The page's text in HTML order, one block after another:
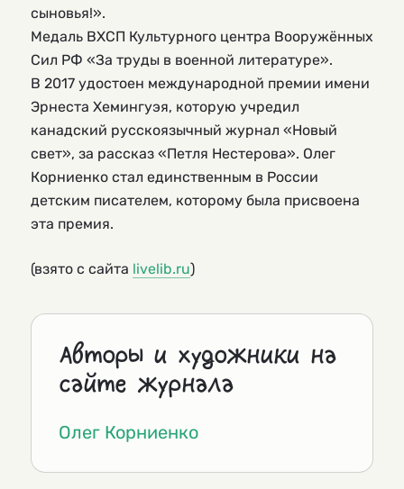
сыновья!».
Медаль ВХСП Культурного центра Вооружённых
Сил РФ «За труды в военной литературе».
В 2017 удостоен международной премии имени
Эрнеста Хемингуэя, которую учредил
канадский русскоязычный журнал «Новый
свет», за рассказ «Петля Нестерова». Олег
Корниенко стал единственным в России
детским писателем, которому была присвоена
эта премия.
(взято с сайта livelib.ru)
Авторы и художники на
сайте журнала
Олег Корниенко